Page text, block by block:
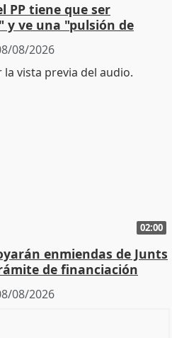
PP tiene que ser
y ve una "pulsión de
08/2026
02:00
enmiendas de Junts
de financiación
08/2026